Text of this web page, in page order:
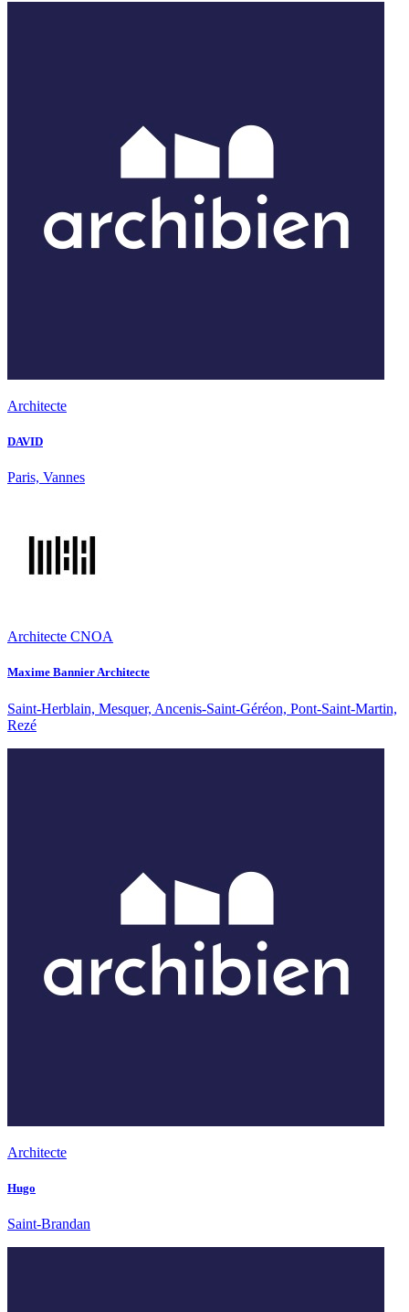
Architecte
DAVID
Paris, Vannes
Architecte CNOA
Maxime Bannier Architecte
Saint-Herblain, Mesquer, Ancenis-Saint-Géréon, Pont-Saint-Martin,
Rezé
Architecte
Hugo
Saint-Brandan